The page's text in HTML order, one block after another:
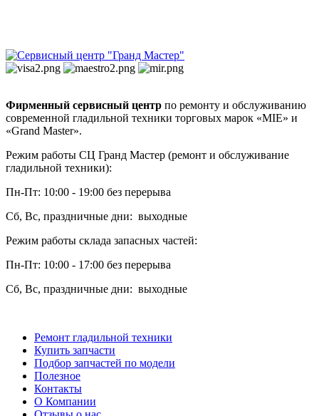
Фирменный сервисный центр по ремонту и обслуживанию
современной гладильной техники торговых марок «MIE» и
«Grand Master».
Режим работы СЦ Гранд Мастер (ремонт и обслуживание
гладильной техники):
Пн-Пт: 10:00 - 19:00 без перерыва
Сб, Вс, праздничные дни: выходные
Режим работы склада запасных частей:
Пн-Пт: 10:00 - 17:00 без перерыва
Сб, Вс, праздничные дни: выходные
Ремонт гладильной техники
Купить запчасти
Подбор запчастей по модели
Полезное
Контакты
О Компании